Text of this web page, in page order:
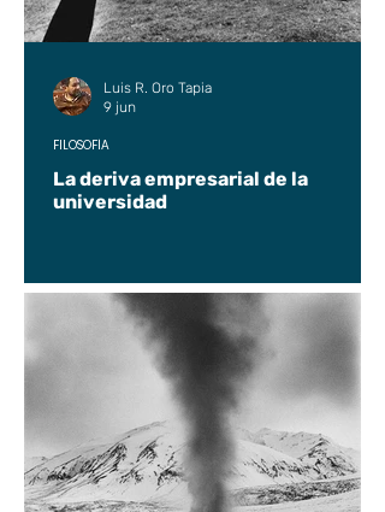
La deriva empresarial de la
universidad
FILOSOFÍA
Luis R. Oro Tapia
9 jun